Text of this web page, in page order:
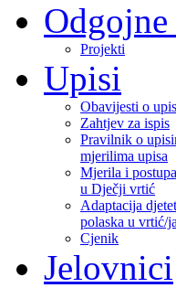
Projekti
Upisi
Obavijesti o
Zahtjev za ispis
Pravilnik o
mjerilima upisa
Mjerila i
u Dječji vrtić
Adaptacija
polaska u vrtić/
Cjenik
Jelovnici